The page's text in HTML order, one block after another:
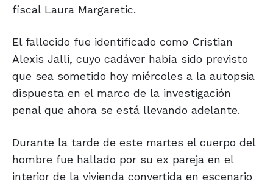
fiscal Laura Margaretic.
El fallecido fue identificado como Cristian
Alexis Jalli, cuyo cadáver había sido previsto
que sea sometido hoy miércoles a la autopsia
dispuesta en el marco de la investigación
penal que ahora se está llevando adelante.
Durante la tarde de este martes el cuerpo del
hombre fue hallado por su ex pareja en el
interior de la vivienda convertida en escenario